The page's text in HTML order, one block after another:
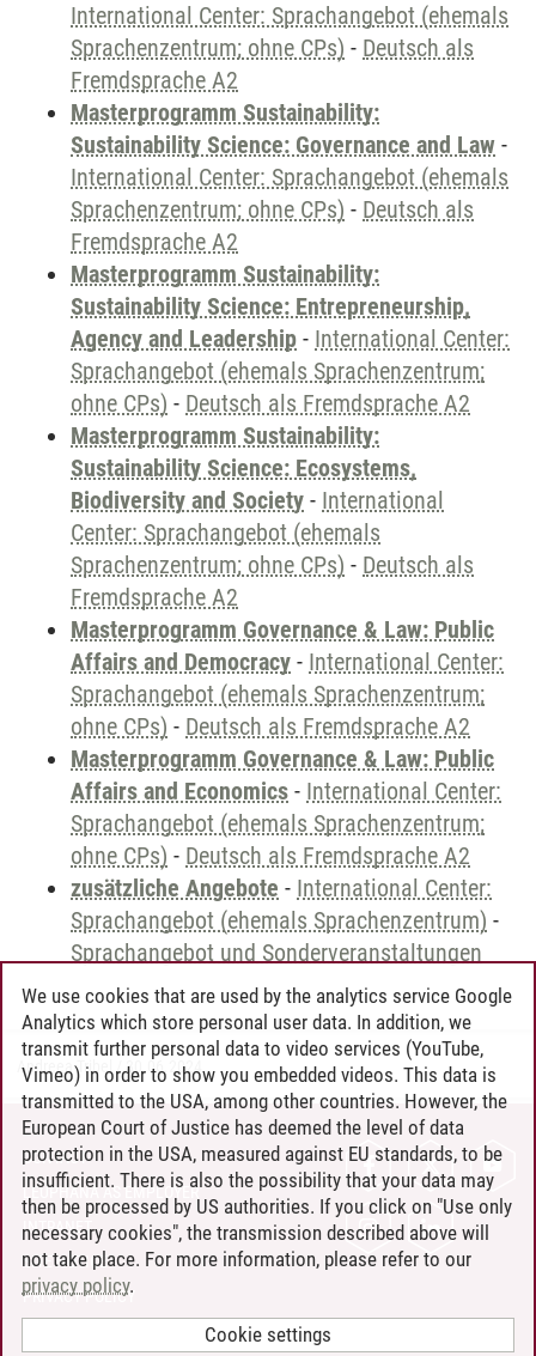
International Center: Sprachangebot (ehemals
Sprachenzentrum; ohne CPs) - Deutsch als
Fremdsprache A2
Masterprogramm Sustainability:
Sustainability Science: Governance and Law -
International Center: Sprachangebot (ehemals
Sprachenzentrum; ohne CPs) - Deutsch als
Fremdsprache A2
Masterprogramm Sustainability:
Sustainability Science: Entrepreneurship,
Agency and Leadership - International Center:
Sprachangebot (ehemals Sprachenzentrum;
ohne CPs) - Deutsch als Fremdsprache A2
Masterprogramm Sustainability:
Sustainability Science: Ecosystems,
Biodiversity and Society - International
Center: Sprachangebot (ehemals
Sprachenzentrum; ohne CPs) - Deutsch als
Fremdsprache A2
Masterprogramm Governance & Law: Public
Affairs and Democracy - International Center:
Sprachangebot (ehemals Sprachenzentrum;
ohne CPs) - Deutsch als Fremdsprache A2
Masterprogramm Governance & Law: Public
Affairs and Economics - International Center:
Sprachangebot (ehemals Sprachenzentrum;
ohne CPs) - Deutsch als Fremdsprache A2
zusätzliche Angebote - International Center:
Sprachangebot (ehemals Sprachenzentrum) -
Sprachangebot und Sonderveranstaltungen
Andreea Tribel 30.06.2024
CONTACT
LEUPHANA AS EMPLOYER
INTRANET
SITE NOTICE
PRIVACY POLICY
We use cookies that are used by the analytics service Google
Analytics which store personal user data. In addition, we
transmit further personal data to video services (YouTube,
Vimeo) in order to show you embedded videos. This data is
transmitted to the USA, among other countries. However, the
European Court of Justice has deemed the level of data
protection in the USA, measured against EU standards, to be
insufficient. There is also the possibility that your data may
then be processed by US authorities. If you click on "Use only
necessary cookies", the transmission described above will
not take place. For more information, please refer to our
privacy policy.
Cookie settings